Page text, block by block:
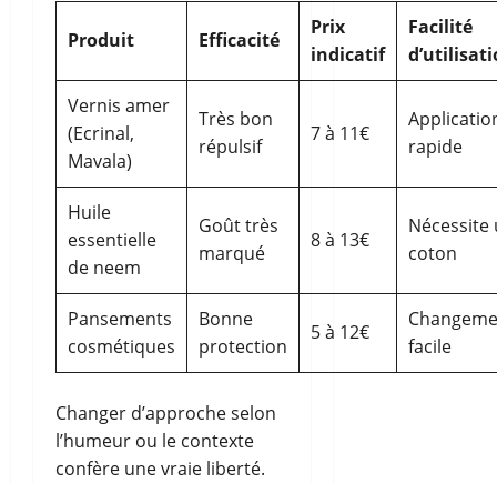
Produit Efficacité
Prix
indicatif
Facilité
Vernis amer
(Ecrinal,
Mavala)
Très bon
répulsif
7 à 11€
rapide
Huile
essentielle
de neem
Goût très
marqué
8 à 13€
Nécessite
coton
Pansements
cosmétiques
Bonne
protection
5 à 12€
facile
Changer d’approche selon
l’humeur ou le contexte
confère une vraie liberté.